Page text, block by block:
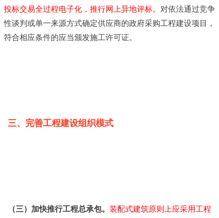
投标交易全过程电子化，推行网上异地评标。 对依法通过竞争
性谈判或单一来源方式确定供应商的政府采购工程建设项目，
符合相应条件的应当颁发施工许可证。
三、完善工程建设组织模式
（三）加快推行工程总承包。 装配式建筑原则上应采用工程